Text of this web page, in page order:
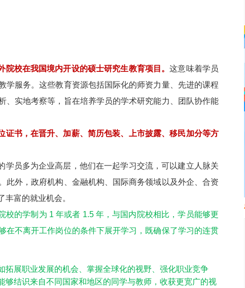
院校在我国境内开设的硕士研究生教育项目。这意味着学员
学服务。这些教育资源包括国际化的师资力量、先进的课程
、实地考察等，旨在培养学员的学术研究能力、团队协作能
书，在晋升、加薪、简历包装、上市披露、移民加分等方
学员多为企业高层，他们在一起学习交流，可以建立人脉关
此外，政府机构、金融机构、国际商务领域以及外企、合资
富的就业机会。
校的学制为 1 年或者 1.5 年，与国内院校相比，学员能够更
在不离开工作岗位的条件下展开学习，既确保了学习的连贯
展职业发展的机会、掌握全球化的视野、强化职业竞争
结识来自不同国家和地区的同学与教师，收获更宽广的视